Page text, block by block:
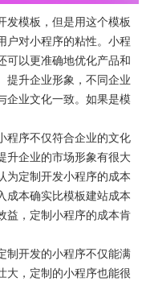
发模板，但是用这个模板
户对小程序的粘性。小程
可以更准确地优化产品和
提升企业形象，不同企业
企业文化一致。如果是模
程序不仅符合企业的文化
升企业的市场形象有很大
为定制开发小程序的成本
成本确实比模板建站成本
益，定制小程序的成本肯
制开发的小程序不仅能满
大，定制的小程序也能很